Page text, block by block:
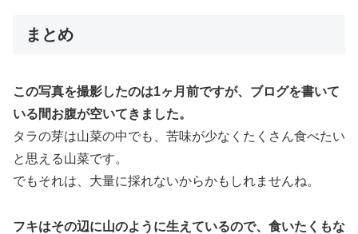
まとめ
この写真を撮影したのは1ヶ月前ですが、ブログを書いて
いる間お腹が空いてきました。
タラの芽は山菜の中でも、苦味が少なくたくさん食べたい
と思える山菜です。
でもそれは、大量に採れないからかもしれませんね。
フキはその辺に山のように生えているので、食いたくもな